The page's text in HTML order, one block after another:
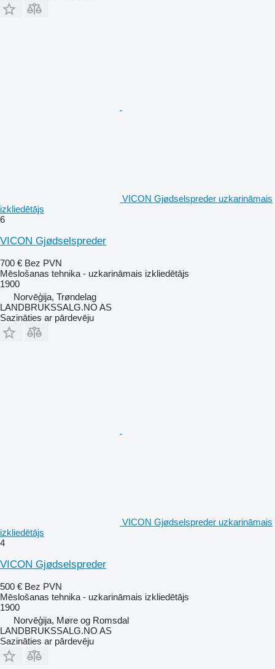
VICON Gjødselspreder uzkarināmais
izkliedētājs
6
VICON Gjødselspreder
700 € Bez PVN
Mēslošanas tehnika - uzkarināmais izkliedētājs
1900
Norvēģija, Trøndelag
LANDBRUKSSALG.NO AS
Sazināties ar pārdevēju
VICON Gjødselspreder uzkarināmais
izkliedētājs
4
VICON Gjødselspreder
500 € Bez PVN
Mēslošanas tehnika - uzkarināmais izkliedētājs
1900
Norvēģija, Møre og Romsdal
LANDBRUKSSALG.NO AS
Sazināties ar pārdevēju